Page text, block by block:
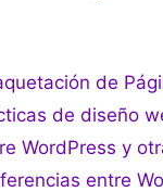
de
de diseño
WordPress y
entre